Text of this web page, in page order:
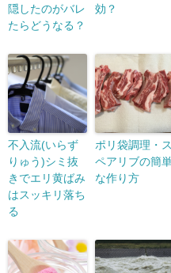
隠したのがバレ
たらどうなる？
効？
不入流(いらず
りゅう)シミ抜
きでエリ黄ばみ
はスッキリ落ち
る
ポリ袋調理・ス
ペアリブの簡
な作り方